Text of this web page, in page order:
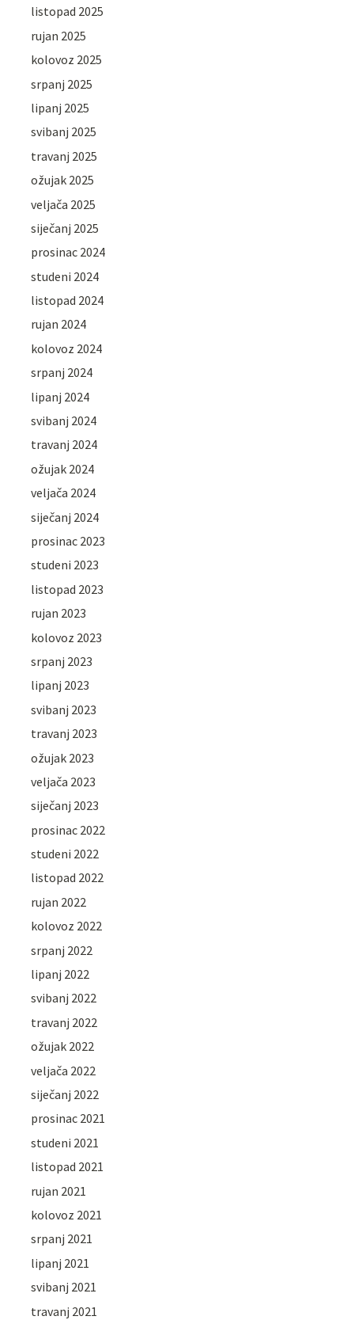
listopad 2025
rujan 2025
kolovoz 2025
srpanj 2025
lipanj 2025
svibanj 2025
travanj 2025
ožujak 2025
veljača 2025
siječanj 2025
prosinac 2024
studeni 2024
listopad 2024
rujan 2024
kolovoz 2024
srpanj 2024
lipanj 2024
svibanj 2024
travanj 2024
ožujak 2024
veljača 2024
siječanj 2024
prosinac 2023
studeni 2023
listopad 2023
rujan 2023
kolovoz 2023
srpanj 2023
lipanj 2023
svibanj 2023
travanj 2023
ožujak 2023
veljača 2023
siječanj 2023
prosinac 2022
studeni 2022
listopad 2022
rujan 2022
kolovoz 2022
srpanj 2022
lipanj 2022
svibanj 2022
travanj 2022
ožujak 2022
veljača 2022
siječanj 2022
prosinac 2021
studeni 2021
listopad 2021
rujan 2021
kolovoz 2021
srpanj 2021
lipanj 2021
svibanj 2021
travanj 2021